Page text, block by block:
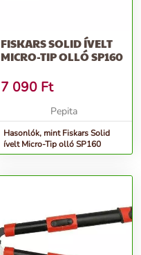
FISKARS SOLID ÍVELT
MICRO-TIP OLLÓ SP160
7 090 Ft
Pepita
Hasonlók, mint Fiskars Solid
ívelt Micro-Tip olló SP160